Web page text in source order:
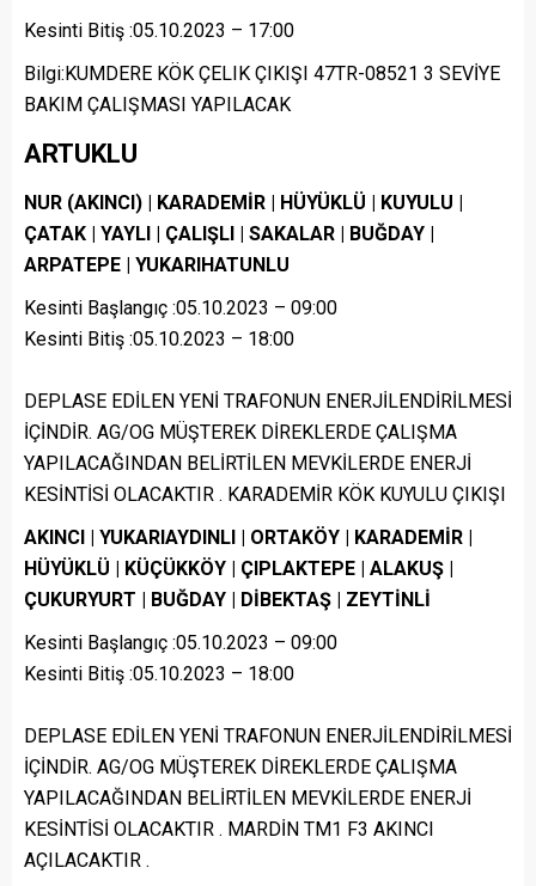
Kesinti Bitiş :05.10.2023 – 17:00
Bilgi:KUMDERE KÖK ÇELIK ÇIKIŞI 47TR-08521 3 SEVİYE
BAKIM ÇALIŞMASI YAPILACAK
ARTUKLU
NUR (AKINCI) | KARADEMİR | HÜYÜKLÜ | KUYULU |
ÇATAK | YAYLI | ÇALIŞLI | SAKALAR | BUĞDAY |
ARPATEPE | YUKARIHATUNLU
Kesinti Başlangıç :05.10.2023 – 09:00
Kesinti Bitiş :05.10.2023 – 18:00
DEPLASE EDİLEN YENİ TRAFONUN ENERJİLENDİRİLMESİ
İÇİNDİR. AG/OG MÜŞTEREK DİREKLERDE ÇALIŞMA
YAPILACAĞINDAN BELİRTİLEN MEVKİLERDE ENERJİ
KESİNTİSİ OLACAKTIR . KARADEMİR KÖK KUYULU ÇIKIŞI
AKINCI | YUKARIAYDINLI | ORTAKÖY | KARADEMİR |
HÜYÜKLÜ | KÜÇÜKKÖY | ÇIPLAKTEPE | ALAKUŞ |
ÇUKURYURT | BUĞDAY | DİBEKTAŞ | ZEYTİNLİ
Kesinti Başlangıç :05.10.2023 – 09:00
Kesinti Bitiş :05.10.2023 – 18:00
DEPLASE EDİLEN YENİ TRAFONUN ENERJİLENDİRİLMESİ
İÇİNDİR. AG/OG MÜŞTEREK DİREKLERDE ÇALIŞMA
YAPILACAĞINDAN BELİRTİLEN MEVKİLERDE ENERJİ
KESİNTİSİ OLACAKTIR . MARDİN TM1 F3 AKINCI
AÇILACAKTIR .